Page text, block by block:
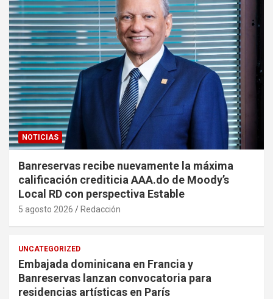
NOTICIAS
Banreservas recibe nuevamente la máxima
calificación crediticia AAA.do de Moody’s
Local RD con perspectiva Estable
5 agosto 2026 Redacción
UNCATEGORIZED
Embajada dominicana en Francia y
Banreservas lanzan convocatoria para
residencias artísticas en París